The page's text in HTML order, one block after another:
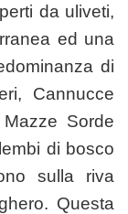
da uliveti,
ed una
di
Cannucce
Sorde
di bosco
sulla riva
Questa